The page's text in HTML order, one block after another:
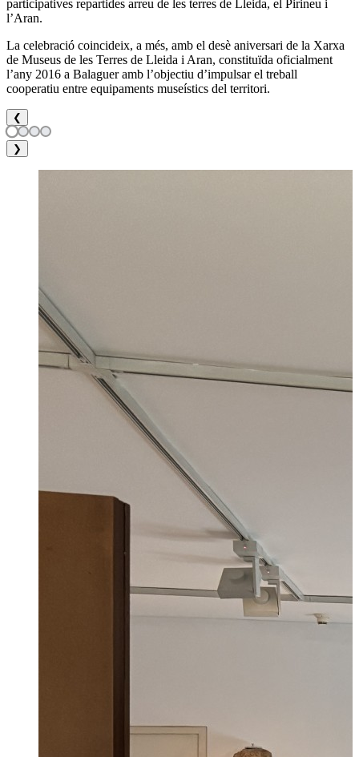
participatives repartides arreu de les terres de Lleida, el Pirineu i
l’Aran.
La celebració coincideix, a més, amb el desè aniversari de la Xarxa
de Museus de les Terres de Lleida i Aran, constituïda oficialment
l’any 2016 a Balaguer amb l’objectiu d’impulsar el treball
cooperatiu entre equipaments museístics del territori.
❮
❯